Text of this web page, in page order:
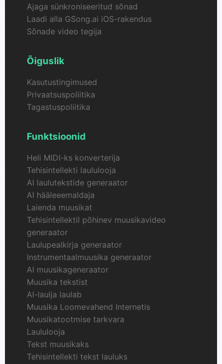
Ajaga sünkroniseeritud sõnad
Laadi alla GSong.ai iOS-rakendus
Sõnade video tegija
Õiguslik
Kasutustingimused
Privaatsuspoliitika
Tagastuspoliitika
Funktsioonid
Heli MIDI-ks konverterija
Tehisintellekti laululooja
AI laulutekstide generaator
AI hääleeemaldaja
Laienda muusikat
Tehisintellektil põhinev muusikavideo
generaator
Laulupealkirja generaator
Instrumentaalmuusika generaator
AI muusikageneraator
Muusika tekstist
AI-laulja laulab
Muusika Loomevahend Internetis
Muusikatootmise tarkvara
Laululooja
Tekst muusikaks
Tehisintellekti tekst lauluks